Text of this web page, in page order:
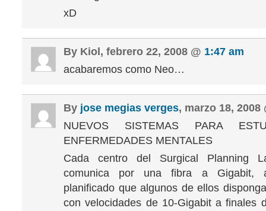
xD
By Kiol, febrero 22, 2008 @ 1:47 am
acabaremos como Neo…
By jose megias verges, marzo 18, 2008
NUEVOS SISTEMAS PARA
ENFERMEDADES MENTALES
Cada centro del Surgical Planning
comunica por una fibra a Gigabit,
planificado que algunos de ellos
con velocidades de 10-Gigabit a finales